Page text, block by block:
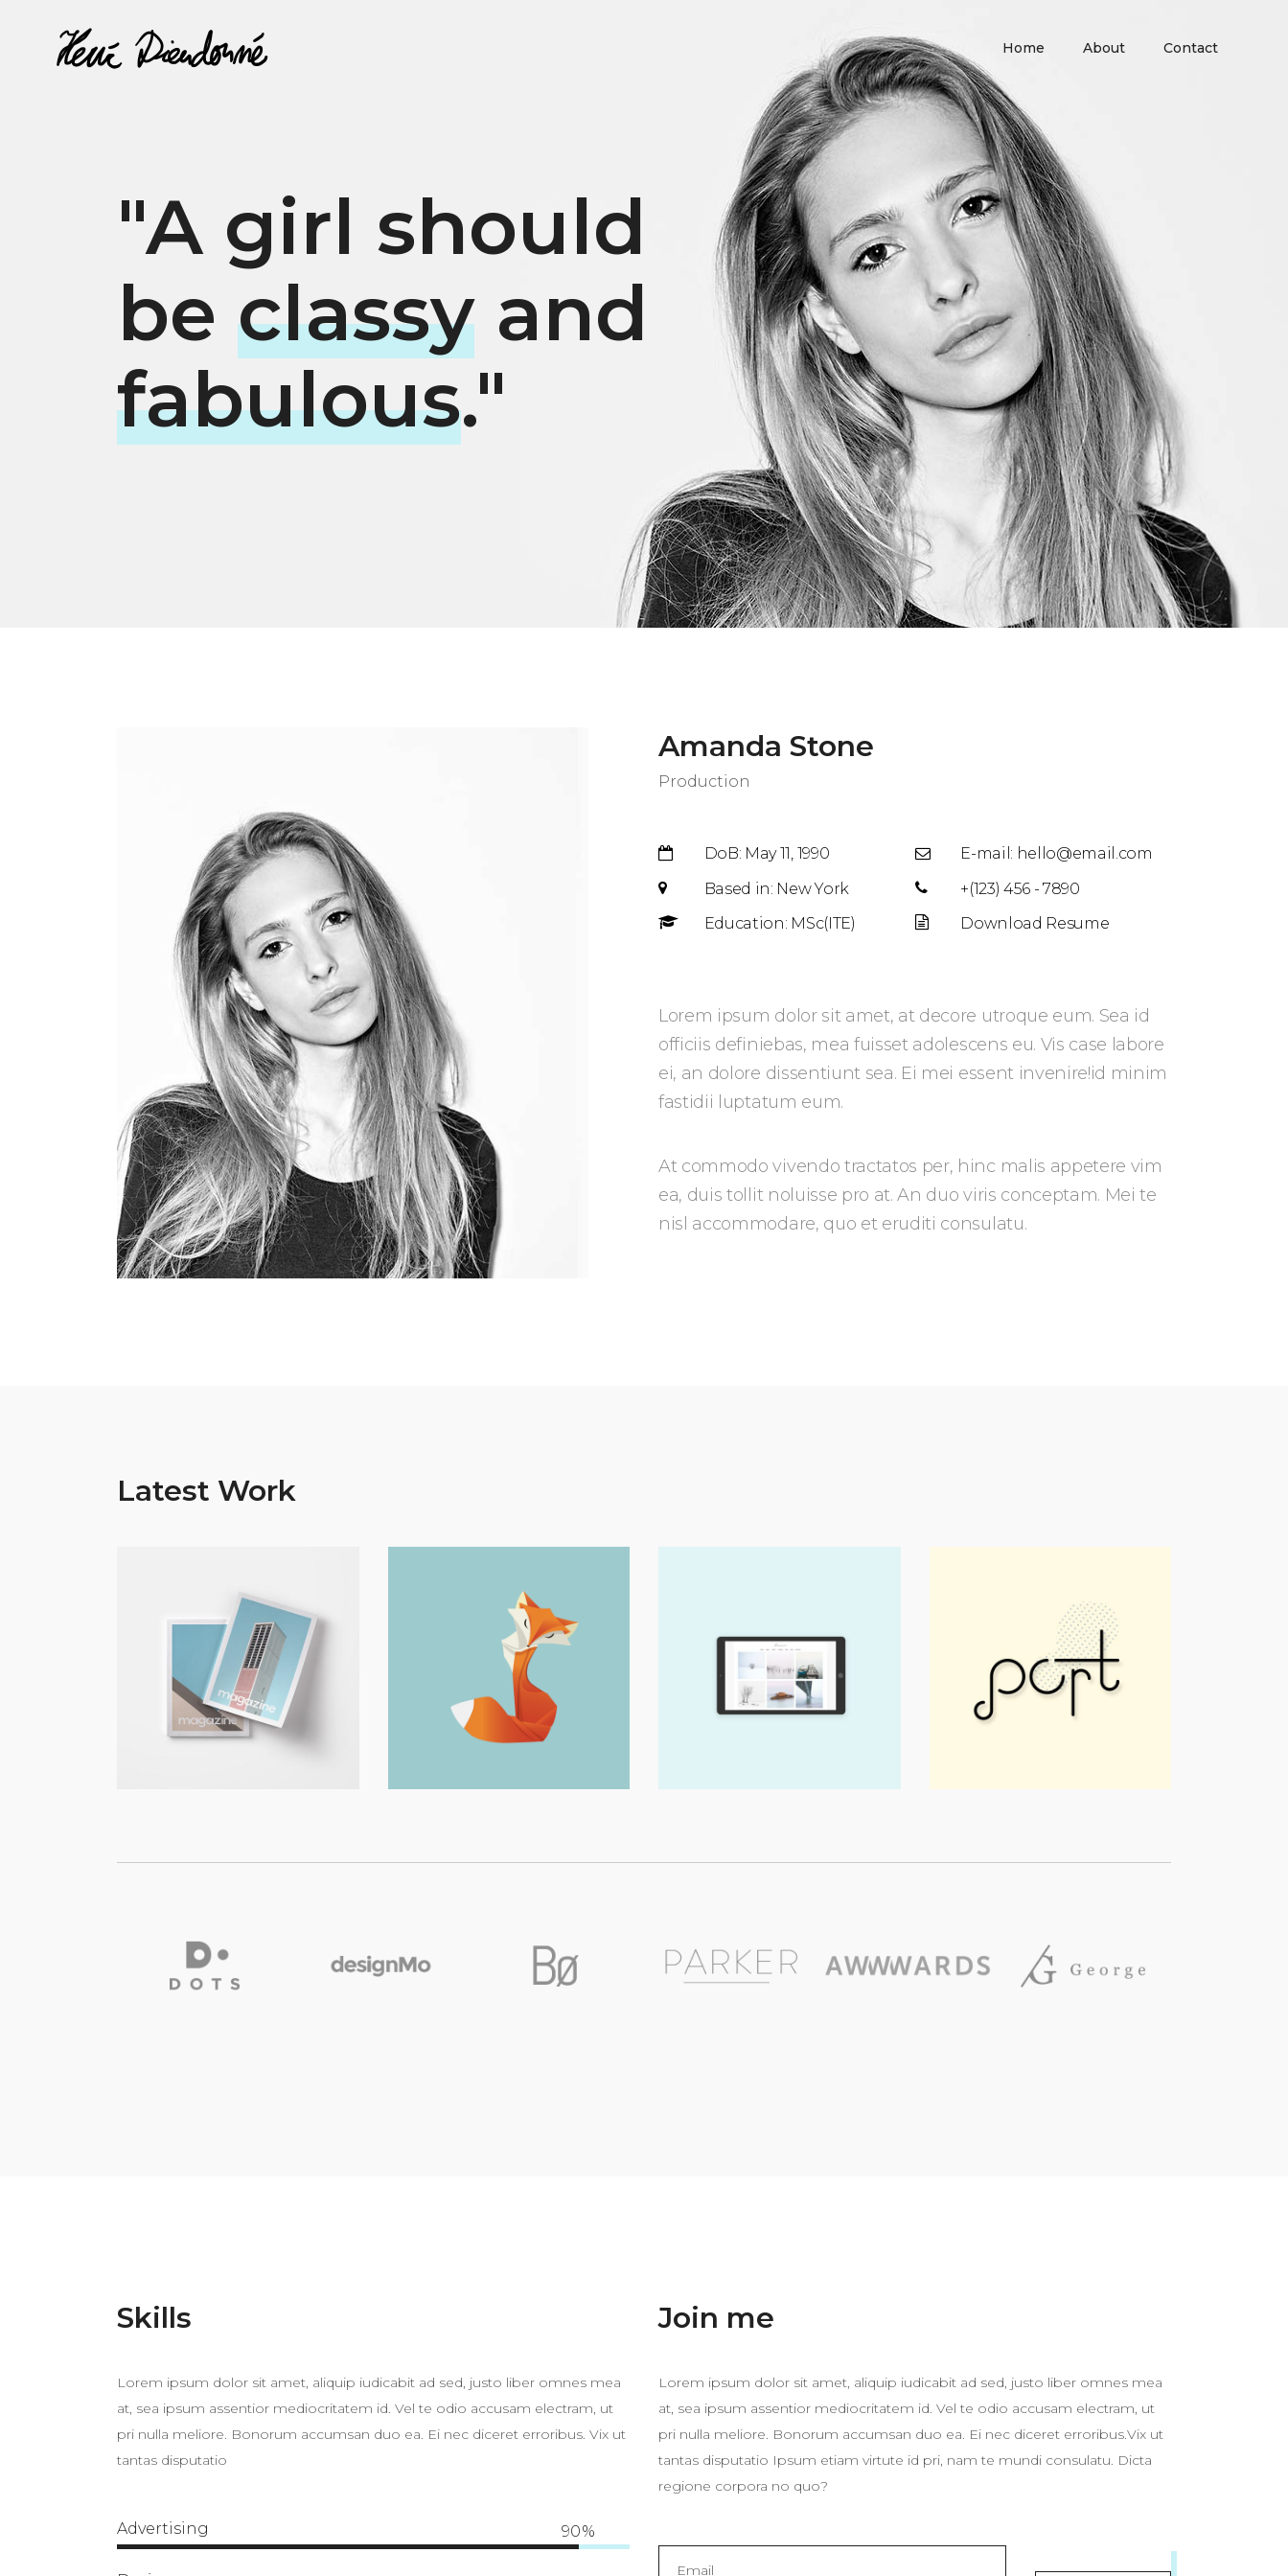
Home About Contact
"A girl should
be classyand
fabulous."
Amanda Stone
Production
DoB: May 11, 1990
E-mail: hello@email.com
Based in: New York
+(123) 456 - 7890
Education: MSc(ITE)
Download Resume
Lorem ipsum dolor sit amet, at decore utroque eum. Sea id
officiis definiebas, mea fuisset adolescens eu. Vis case labore
ei, an dolore dissentiunt sea. Ei mei essent invenire!id minim
fastidii luptatum eum.
At commodo vivendo tractatos per, hinc malis appetere vim
ea, duis tollit noluisse pro at. An duo viris conceptam. Mei te
nisl accommodare, quo et eruditi consulatu.
Latest Work
Art
Magazine Work
Digital
Fox Tail
Digital
Landscape It!
Print
Small Part
Skills
Lorem ipsum dolor sit amet, aliquip iudicabit ad sed, justo liber omnes mea
at, sea ipsum assentior mediocritatem id. Vel te odio accusam electram, ut
pri nulla meliore. Bonorum accumsan duo ea. Ei nec diceret erroribus. Vix ut
tantas disputatio
Advertising 90
Join me
Lorem ipsum dolor sit amet, aliquip iudicabit ad sed, justo liber omnes mea
at, sea ipsum assentior mediocritatem id. Vel te odio accusam electram, ut
pri nulla meliore. Bonorum accumsan duo ea. Ei nec diceret erroribus.Vix ut
tantas disputatio Ipsum etiam virtute id pri, nam te mundi consulatu. Dicta
regione corpora no quo?